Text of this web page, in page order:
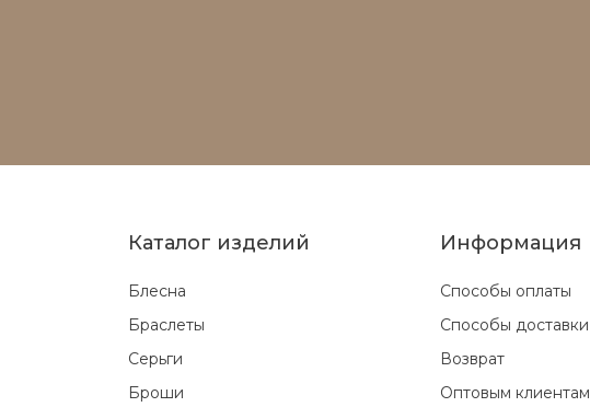
Каталог изделий
Блесна
Браслеты
Серьги
Броши
Информация
Способы оплаты
Способы доставки
Возврат
Оптовым клиентам